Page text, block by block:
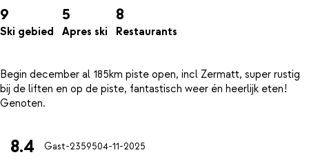
9
Ski gebied
5
Apres ski
8
Restaurants
Begin december al 185km piste open, incl Zermatt, super rustig
bij de liften en op de piste, fantastisch weer én heerlijk eten!
8.4 Gast-2359504-11-2025